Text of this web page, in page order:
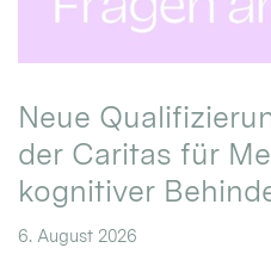
Neue
der Caritas für
kognitiver
6. August 2026